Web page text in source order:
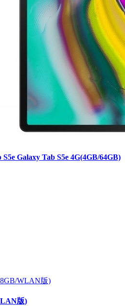
Galaxy Tab S5e 4G(4GB/64GB)
版)